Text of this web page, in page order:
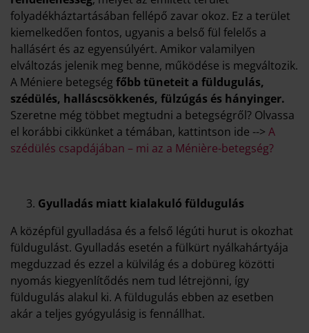
folyadékháztartásában fellépő zavar okoz. Ez a terület
kiemelkedően fontos, ugyanis a belső fül felelős a
hallásért és az egyensúlyért. Amikor valamilyen
elváltozás jelenik meg benne, működése is megváltozik.
A Méniere betegség főbb tüneteit a füldugulás,
szédülés, halláscsökkenés, fülzúgás és hányinger.
Szeretne még többet megtudni a betegségről? Olvassa
el korábbi cikkünket a témában, kattintson ide --> A
szédülés csapdájában – mi az a Ménière-betegség?
Gyulladás miatt kialakuló füldugulás
A középfül gyulladása és a felső légúti hurut is okozhat
füldugulást. Gyulladás esetén a fülkürt nyálkahártyája
megduzzad és ezzel a külvilág és a dobüreg közötti
nyomás kiegyenlítődés nem tud létrejönni, így
füldugulás alakul ki. A füldugulás ebben az esetben
akár a teljes gyógyulásig is fennállhat.